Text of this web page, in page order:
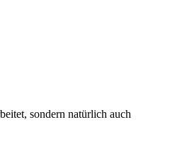
sondern natürlich auch